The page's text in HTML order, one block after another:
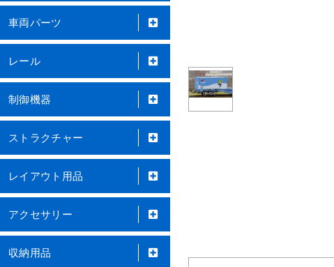
車両パーツ
レール
制御機器
ストラクチャー
レイアウト用品
アクセサリー
収納用品